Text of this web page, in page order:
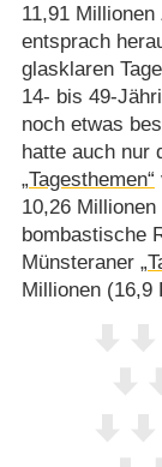
11,91
entsprach
glasklaren
14- bis 49-
noch etwas
hatte auch nur
„Tagesthemen“
10,26
bombastische
Münsteraner
Millionen (16,9